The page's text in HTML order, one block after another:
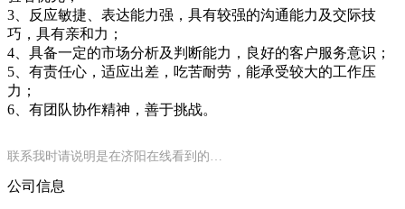
3、反应敏捷、表达能力强，具有较强的沟通能力及交际技
巧，具有亲和力；
4、具备一定的市场分析及判断能力，良好的客户服务意识；
5、有责任心，适应出差，吃苦耐劳，能承受较大的工作压
力；
6、有团队协作精神，善于挑战。
联系我时请说明是在济阳在线看到的…
公司信息